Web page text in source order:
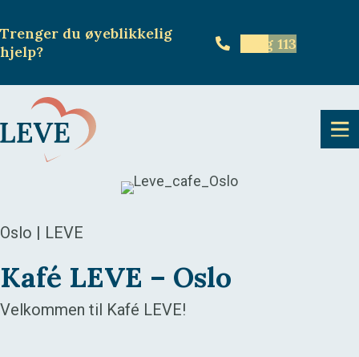
Trenger du øyeblikkelig
hjelp? Ring 113
Oslo | LEVE
Kafé LEVE – Oslo
Velkommen til Kafé LEVE!